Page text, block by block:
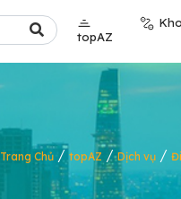
topAZ
Trang Chủ/ topAZ /Dịch vụ/